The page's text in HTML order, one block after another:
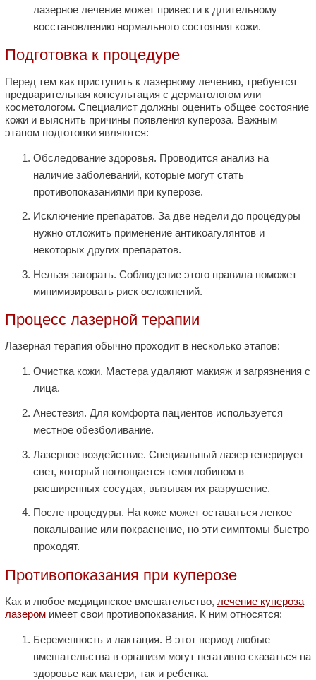
лазерное лечение может привести к длительному
восстановлению нормального состояния кожи.
Подготовка к процедуре
Перед тем как приступить к лазерному лечению, требуется
предварительная консультация с дерматологом или
косметологом. Специалист должны оценить общее состояние
кожи и выяснить причины появления купероза. Важным
этапом подготовки являются:
Обследование здоровья. Проводится анализ на
наличие заболеваний, которые могут стать
противопоказаниями при куперозе.
Исключение препаратов. За две недели до процедуры
нужно отложить применение антикоагулянтов и
некоторых других препаратов.
Нельзя загорать. Соблюдение этого правила поможет
минимизировать риск осложнений.
Процесс лазерной терапии
Лазерная терапия обычно проходит в несколько этапов:
Очистка кожи. Мастера удаляют макияж и загрязнения с
лица.
Анестезия. Для комфорта пациентов используется
местное обезболивание.
Лазерное воздействие. Специальный лазер генерирует
свет, который поглощается гемоглобином в
расширенных сосудах, вызывая их разрушение.
После процедуры. На коже может оставаться легкое
покалывание или покраснение, но эти симптомы быстро
проходят.
Противопоказания при куперозе
Как и любое медицинское вмешательство, лечение купероза
лазером имеет свои противопоказания. К ним относятся:
Беременность и лактация. В этот период любые
вмешательства в организм могут негативно сказаться на
здоровье как матери, так и ребенка.